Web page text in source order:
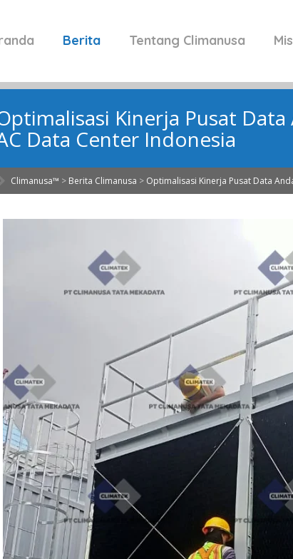
Berita Tentang Climanusa
Kinerja Pusat
Data Center Indonesia
Climanusa™ > Berita Climanusa > Optimalisasi Kinerja Pusat Data